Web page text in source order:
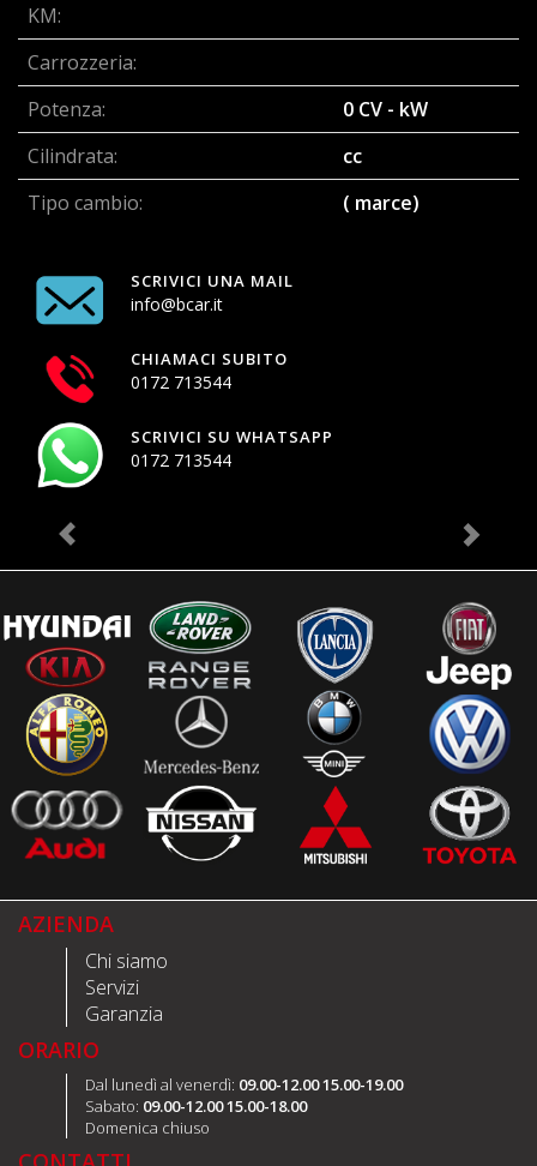
KM:
Carrozzeria:
Potenza:
0 CV - kW
Cilindrata:
cc
Tipo cambio:
( marce)
SCRIVICI UNA MAIL
info@bcar.it
CHIAMACI SUBITO
0172 713544
SCRIVICI SU WHATSAPP
0172 713544
AZIENDA
Chi siamo
Servizi
Garanzia
ORARIO
Dal lunedì al venerdì: 09.00-12.00 15.00-19.00
Sabato: 09.00-12.00 15.00-18.00
Domenica chiuso